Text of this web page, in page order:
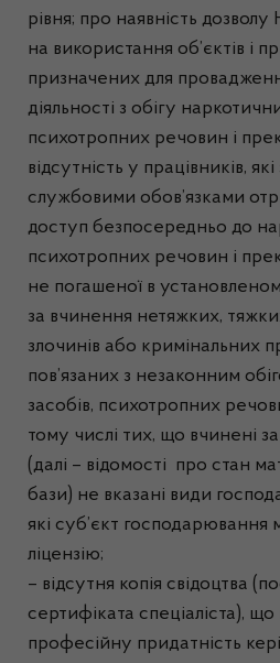
рівня; про наявність дозволу
на використання об’єктів і
призначених для
діяльності з обігу
психотропних речовин і
відсутність у працівників,
службовими обов’язками
доступ безпосередньо до
психотропних речовин і
не погашеної в
за вчинення нетяжких,
злочинів або кримінальних
пов’язаних з незаконним
засобів, психотропних
тому числі тих, що вчинені
(далі – відомості про стан
бази) не вказані види
які суб’єкт господарювання
ліцензію;
– відсутня копія свідоцтва
сертифіката спеціаліста),
професійну придатність